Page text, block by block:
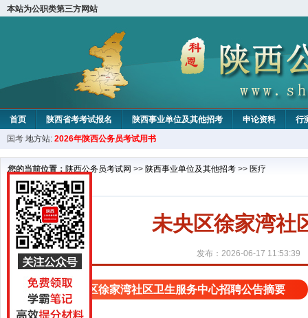
本站为公职类第三方网站
首页 陕西省考考试报名 陕西事业单位及其他招考 申论资料
行
国考 地方站: 2026年陕西公务员考试用书
您的当前位置： 陕西公务员考试网 >> 陕西事业单位及其他招考 >> 医疗
未央区徐家湾社
发布：2026-06-17 11:53:39
未央区徐家湾社区卫生服务中心招聘公告摘要